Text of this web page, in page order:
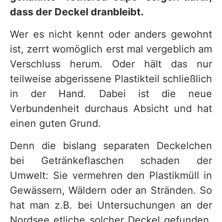
dass der Deckel dranbleibt.
Wer es nicht kennt oder anders gewohnt
ist, zerrt womöglich erst mal vergeblich am
Verschluss herum. Oder hält das nur
teilweise abgerissene Plastikteil schließlich
in der Hand. Dabei ist die neue
Verbundenheit durchaus Absicht und hat
einen guten Grund.
Denn die bislang separaten Deckelchen
bei Getränkeflaschen schaden der
Umwelt: Sie vermehren den Plastikmüll in
Gewässern, Wäldern oder an Stränden. So
hat man z.B. bei Untersuchungen an der